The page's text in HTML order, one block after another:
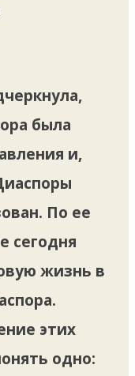
была
и,
По ее
сегодня
жизнь в
этих
одно: